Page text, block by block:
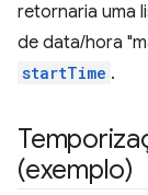
retornaria uma
de data/hora
startTime .
(exemplo)